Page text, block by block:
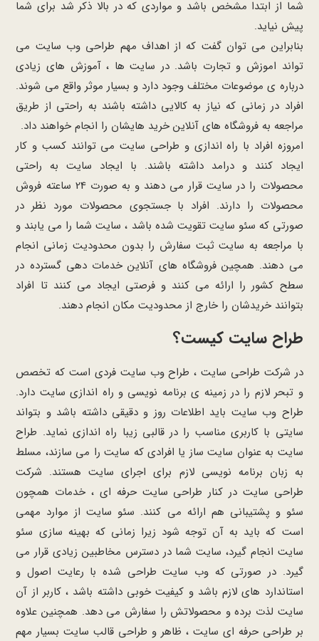
شما از ابتدا مشخص باشد و مواردی که در بالا ذکر شد برای شما
پیش نیاید.
بنابراین می توان گفت که از اهداف مهم طراحی وب سایت می
تواند اموزش و تجارت باشد. در سایت ها ، آموزش های زیادی
درباره ی موضوعات مختلف وجود دارد و بسیار موثر واقع می شوند.
افراد در زمانی که نیاز به کالایی داشته باشند به راحتی از طریق
مراجعه به فروشگاه های آنلاین خرید هایشان را انجام خواهند داد.
امروزه افراد با راه اندازی و طراحی سایت می توانند کسب و کار
ایجاد کنند و درامد داشته باشند. با ایجاد سایت به راحتی
محصولات را در سایت قرار می دهند و به صورت 24 ساعته فروش
محصولات را دارند. افراد با جستجوی محصولات مورد نظر در
صورتی که سئو سایت تقویت شده باشد ، سایت شما را می یابند و
با مراجعه به سایت ثبت سفارش را بدون محدودیت زمانی انجام
می دهند. همچین فروشگاه های آنلاین خدمات دهی گسترده در
سطح کشور را ارائه می کنند و فرصتی ایجاد می کنند تا افراد
بتوانند خریدشان را خارج از محدودیت مکان انجام دهند.
طراح سایت کیست؟
در شرکت طراحی سایت ، طراح وب سایت فردی است که تخصص
و تبحر لازم را در زمینه ی برنامه نویسی و راه اندازی سایت دارد.
طراح وب سایت باید اطلاعات روز و دقیقی داشته باشد و بتواند
سایتی با کاربری مناسب را در قالبی زیبا راه اندازی نماید. طراح
سایت به عنوان سایت ساز یا افرادی که سایت را می سازند، مسلط
به زبان برنامه نویسی لازم برای اجرای سایت هستند. شرکت
طراحی سایت در کنار طراحی سایت حرفه ای ، خدمات همچون
سئو و پشتیبانی هم ارائه می کنند. سئو سایت از موارد مهمی
است که باید به آن توجه شود زیرا زمانی که بهینه سازی سئو
سایت انجام گیرد، سایت شما در دسترس مخاطبین زیادی قرار می
گیرد. در صورتی که وب سایت طراحی شده با رعایت اصول و
استاندارد های لازم باشد و کیفیت خوبی داشته باشد ، کاربر از آن
سایت لذت برده و محصولاتش را سفارش می دهد. همچنین علاوه
بر طراحی حرفه ای سایت ، ظاهر و طراحی قالب سایت بسیار مهم